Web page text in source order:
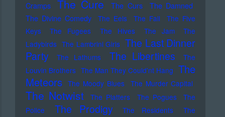
Cramps
The Cure The Curs
The Damned
The Divine Comedy
The Eels The Fall
The Five
Keys
The Fugees The Hives The Jam
The
Ladybirds The Lambrini Girls The Last Dinner
Party
The Lathums The Libertines
The
Louvin Brothers The Man They Could'nt Hang The
Meteors The Moody Blues The Murder Capital
The Notwist The Platters The Pogues
The
Police
The Prodigy The Residents
The